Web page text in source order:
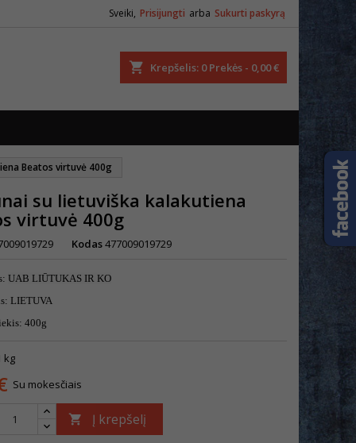
Sveiki, Prisijungti arba Sukurti paskyrą
Krepšelis 0 Prekės - 0,00 €
Beatos virtuvė 400g
su lietuviška kalakutiena
virtuvė 400g
Kodas477009019729
UAB LIŪTUKAS IR KO
LIETUVA
400g
kg
Su mokesčiais
 Į krepšelį